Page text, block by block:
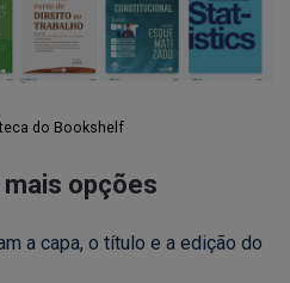
do Bookshelf
opções
a capa, o título e a edição do